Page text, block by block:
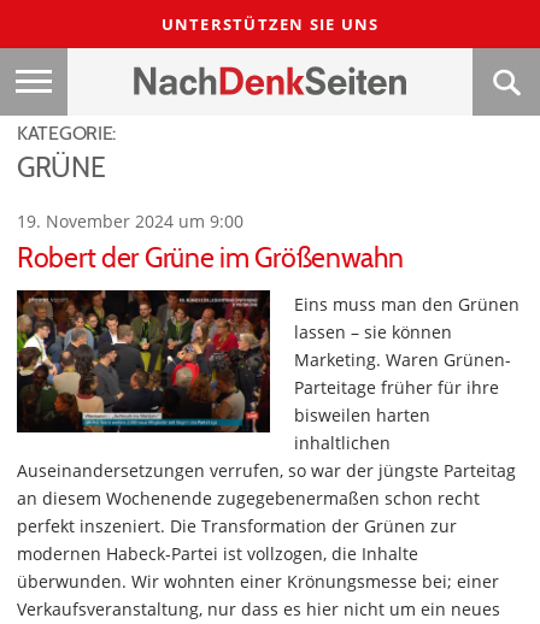
UNTERSTÜTZEN SIE UNS
KATEGORIE:
GRÜNE
19. November 2024 um 9:00
Robert der Grüne im Größenwahn
Eins muss man den Grünen
lassen – sie können
Marketing. Waren Grünen-
Parteitage früher für ihre
bisweilen harten
inhaltlichen
Auseinandersetzungen verrufen, so war der jüngste Parteitag
an diesem Wochenende zugegebenermaßen schon recht
perfekt inszeniert. Die Transformation der Grünen zur
modernen Habeck-Partei ist vollzogen, die Inhalte
überwunden. Wir wohnten einer Krönungsmesse bei; einer
Verkaufsveranstaltung, nur dass es hier nicht um ein neues